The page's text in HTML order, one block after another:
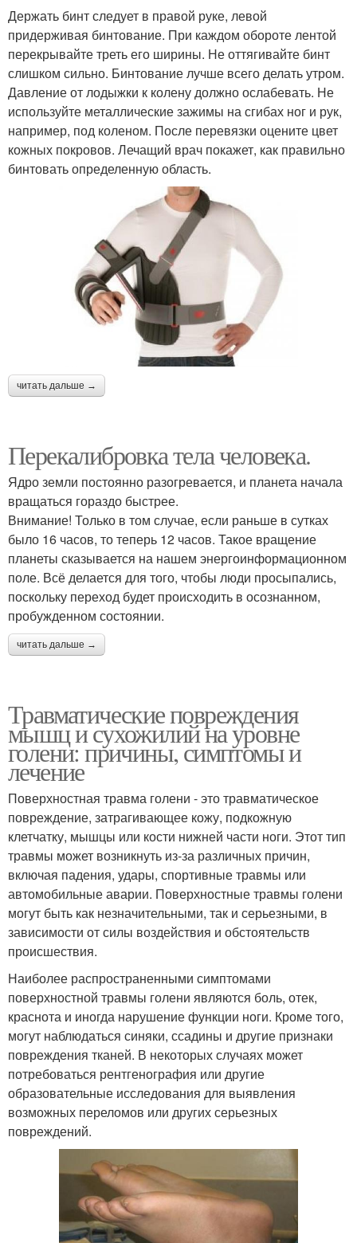
Держать бинт следует в правой руке, левой
придерживая бинтование. При каждом обороте лентой
перекрывайте треть его ширины. Не оттягивайте бинт
слишком сильно. Бинтование лучше всего делать утром.
Давление от лодыжки к колену должно ослабевать. Не
используйте металлические зажимы на сгибах ног и рук,
например, под коленом. После перевязки оцените цвет
кожных покровов. Лечащий врач покажет, как правильно
бинтовать определенную область.
читать дальше →
Перекалибровка тела человека.
Ядро земли постоянно разогревается, и планета начала
вращаться гораздо быстрее.
Внимание! Только в том случае, если раньше в сутках
было 16 часов, то теперь 12 часов. Такое вращение
планеты сказывается на нашем энергоинформационном
поле. Всё делается для того, чтобы люди просыпались,
поскольку переход будет происходить в осознанном,
пробужденном состоянии.
читать дальше →
Травматические повреждения
мышц и сухожилий на уровне
голени: причины, симптомы и
лечение
Поверхностная травма голени - это травматическое
повреждение, затрагивающее кожу, подкожную
клетчатку, мышцы или кости нижней части ноги. Этот тип
травмы может возникнуть из-за различных причин,
включая падения, удары, спортивные травмы или
автомобильные аварии. Поверхностные травмы голени
могут быть как незначительными, так и серьезными, в
зависимости от силы воздействия и обстоятельств
происшествия.
Наиболее распространенными симптомами
поверхностной травмы голени являются боль, отек,
краснота и иногда нарушение функции ноги. Кроме того,
могут наблюдаться синяки, ссадины и другие признаки
повреждения тканей. В некоторых случаях может
потребоваться рентгенография или другие
образовательные исследования для выявления
возможных переломов или других серьезных
повреждений.